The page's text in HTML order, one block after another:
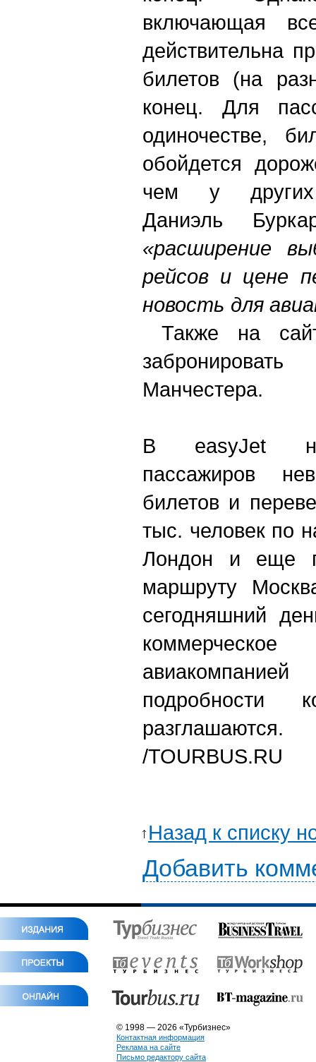
включающая
действительна
билетов (на
конец. Для
одиночестве,
обойдется
чем у других
Даниэль
«расширение
рейсов и цене
новость для
Также на
Манчестера.
В easyJet
пассажиров
билетов и
тыс. человек по
Лондон и еще
маршруту
сегодняшний
подробности
разглашаются.
/TOURBUS.RU
Назад к списку
Добавить
© 1998 — 2026 «Турбизнес»
Контактная информация
Реклама на сайте
Письмо редактору сайта